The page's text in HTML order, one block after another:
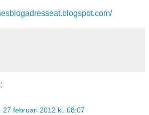
27 februari 2012 kl. 08:07